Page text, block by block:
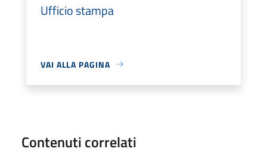
Ufficio stampa
VAI ALLA PAGINA
Contenuti correlati